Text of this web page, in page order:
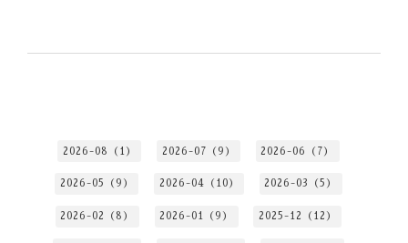
2026-08（1） 2026-07（9） 2026-06（7）
2026-05（9） 2026-04（10） 2026-03（5）
2026-02（8） 2026-01（9） 2025-12（12）